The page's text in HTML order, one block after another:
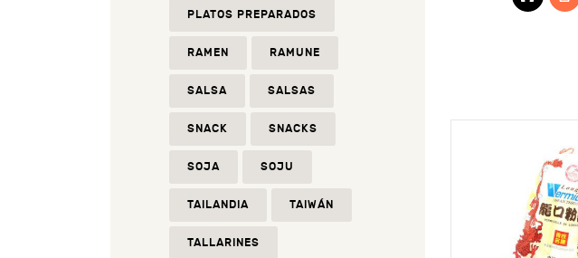
PLATOS PREPARADOS
RAMEN RAMUNE
SALSA SALSAS
SNACK SNACKS
SOJA SOJU
TAILANDIA TAIWÁN
TALLARINES